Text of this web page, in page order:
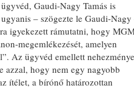
Gaudi-Nagy Tamás is
– szögezte le Gaudi-Nagy
igyekezett rámutatni, hogy
megemlékezését, amelyen
Az ügyvéd emellett
azzal, hogy nem egy nagyobb
ítélet, a bírónő határozottan